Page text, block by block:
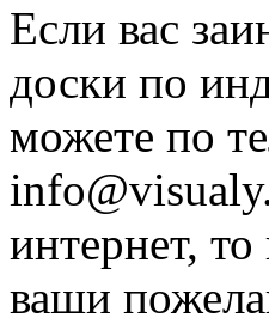
Если вас
доски по
можете по
интернет,
ваши